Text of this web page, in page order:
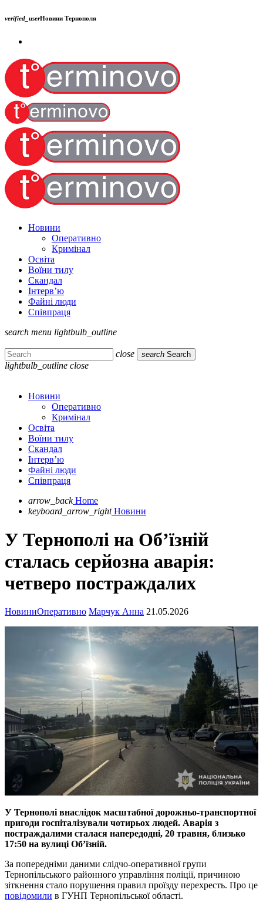
verified_userНовини Тернополя
Новини
Оперативно
Кримінал
Освіта
Воїни тилу
Скандал
Інтерв’ю
Файні люди
Співпраця
search menu lightbulb_outline
close search Search
lightbulb_outline close
Новини
Оперативно
Кримінал
Освіта
Воїни тилу
Скандал
Інтерв’ю
Файні люди
Співпраця
arrow_back Home
keyboard_arrow_right Новини
У Тернополі на Об’їзній
сталась серйозна аварія:
четверо постраждалих
НовиниОперативно Марчук Анна 21.05.2026
У Тернополі внаслідок масштабної дорожньо-транспортної
пригоди госпіталізували чотирьох людей. Аварія з
постраждалими сталася напередодні, 20 травня, близько
17:50 на вулиці Об’їзній.
За попередніми даними слідчо-оперативної групи
Тернопільського районного управління поліції, причиною
зіткнення стало порушення правил проїзду перехресть. Про це
повідомили в ГУНП Тернопільської області.